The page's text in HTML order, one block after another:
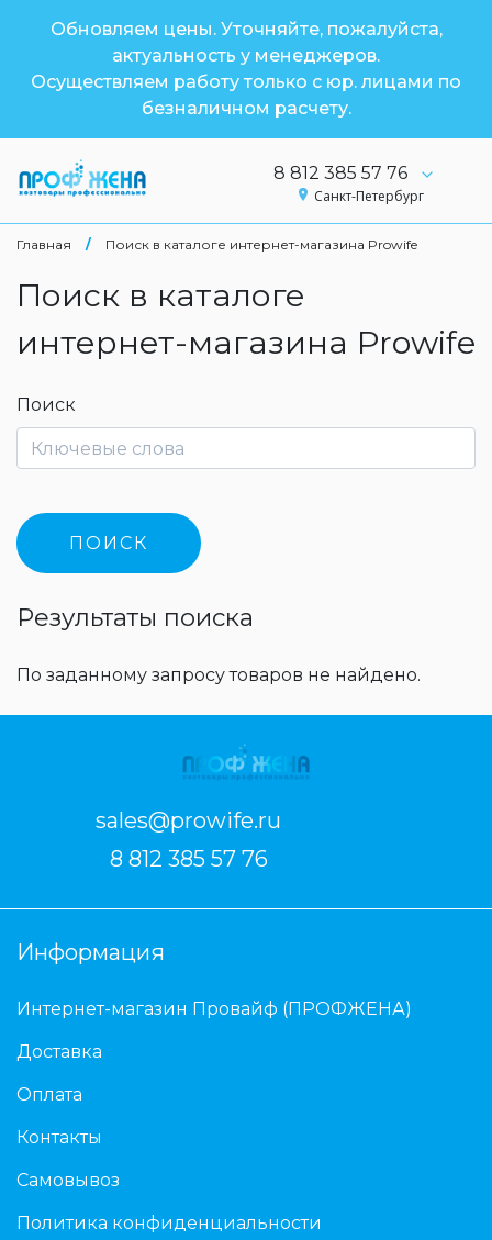
Обновляем цены. Уточняйте, пожалуйста,
актуальность у менеджеров.
Осуществляем работу только с юр. лицами по
безналичном расчету.
8 812 385 57 76
Санкт-Петербург
Главная / Поиск в каталоге интернет-магазина Prowife
Поиск в каталоге
интернет-магазина Prowife
Поиск
Результаты поиска
По заданному запросу товаров не найдено.
sales@prowife.ru
8 812 385 57 76
Информация
Интернет-магазин Провайф (ПРОФЖЕНА)
Доставка
Оплата
Контакты
Самовывоз
Политика конфиденциальности